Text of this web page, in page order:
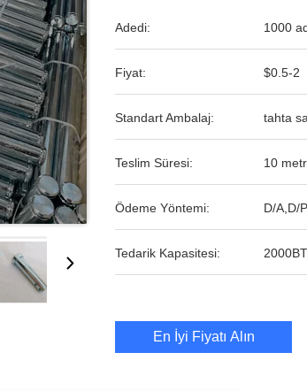
Adedi: 1000
Fiyat: $0.5-2
Standart Ambalaj: tahta
Teslim Süresi: 10
Ödeme Yöntemi: D/A,D/
Tedarik Kapasitesi:
En İyi Fiyatı Alın